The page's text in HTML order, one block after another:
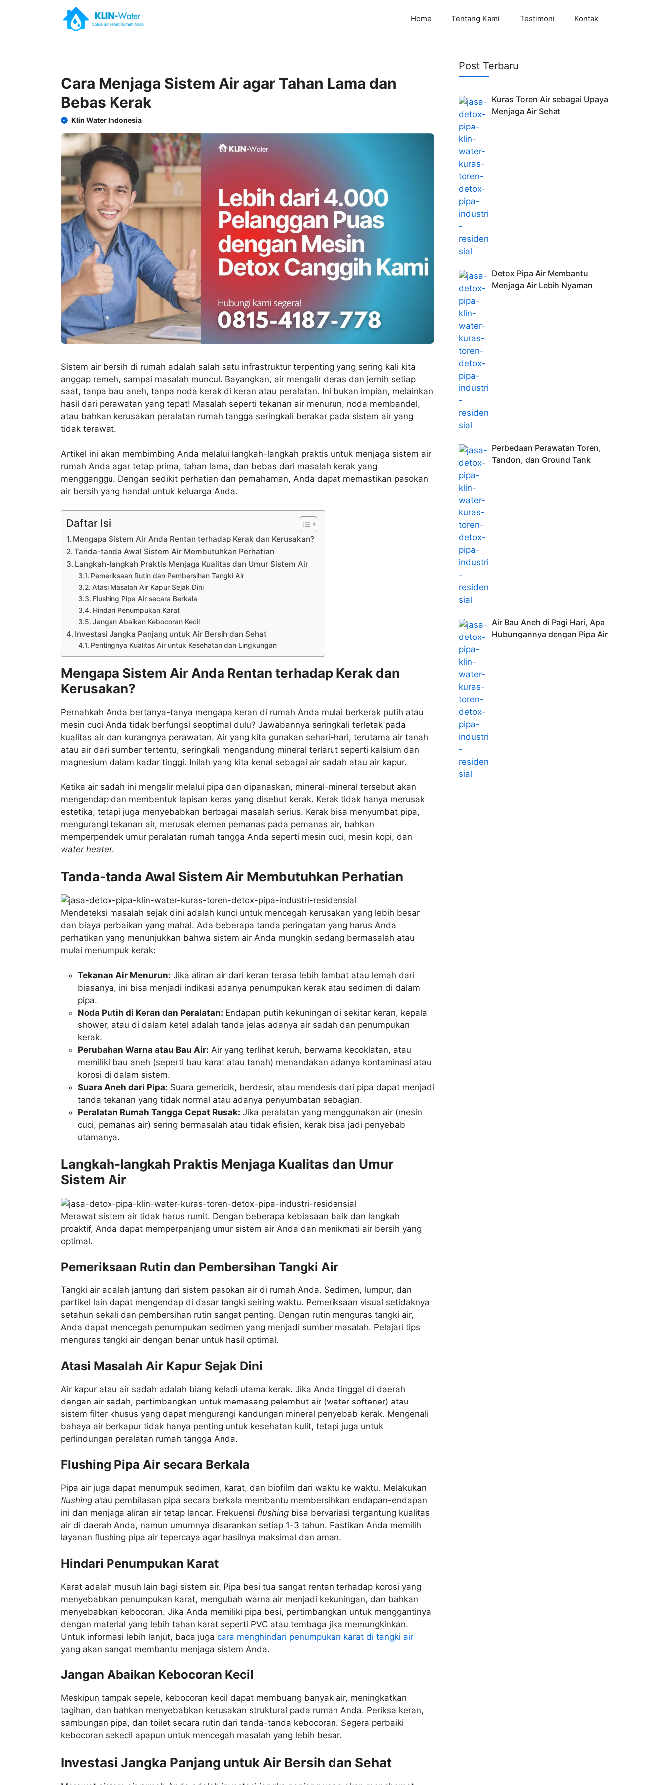
Home Tentang Kami Testimoni Kontak
Cara Menjaga Sistem Air agar Tahan Lama dan
Bebas Kerak
Klin Water Indonesia
Sistem air bersih di rumah adalah salah satu infrastruktur terpenting yang sering kali kita
anggap remeh, sampai masalah muncul. Bayangkan, air mengalir deras dan jernih setiap
saat, tanpa bau aneh, tanpa noda kerak di keran atau peralatan. Ini bukan impian, melainkan
hasil dari perawatan yang tepat! Masalah seperti tekanan air menurun, noda membandel,
atau bahkan kerusakan peralatan rumah tangga seringkali berakar pada sistem air yang
tidak terawat.
Artikel ini akan membimbing Anda melalui langkah-langkah praktis untuk menjaga sistem air
rumah Anda agar tetap prima, tahan lama, dan bebas dari masalah kerak yang
mengganggu. Dengan sedikit perhatian dan pemahaman, Anda dapat memastikan pasokan
air bersih yang handal untuk keluarga Anda.
Daftar Isi
Mengapa Sistem Air Anda Rentan terhadap Kerak dan Kerusakan?
Tanda-tanda Awal Sistem Air Membutuhkan Perhatian
Langkah-langkah Praktis Menjaga Kualitas dan Umur Sistem Air
Pemeriksaan Rutin dan Pembersihan Tangki Air
Atasi Masalah Air Kapur Sejak Dini
Flushing Pipa Air secara Berkala
Hindari Penumpukan Karat
Jangan Abaikan Kebocoran Kecil
Investasi Jangka Panjang untuk Air Bersih dan Sehat
Pentingnya Kualitas Air untuk Kesehatan dan Lingkungan
Mengapa Sistem Air Anda Rentan terhadap Kerak dan
Kerusakan?
Pernahkah Anda bertanya-tanya mengapa keran di rumah Anda mulai berkerak putih atau
mesin cuci Anda tidak berfungsi seoptimal dulu? Jawabannya seringkali terletak pada
kualitas air dan kurangnya perawatan. Air yang kita gunakan sehari-hari, terutama air tanah
atau air dari sumber tertentu, seringkali mengandung mineral terlarut seperti kalsium dan
magnesium dalam kadar tinggi. Inilah yang kita kenal sebagai air sadah atau air kapur.
Ketika air sadah ini mengalir melalui pipa dan dipanaskan, mineral-mineral tersebut akan
mengendap dan membentuk lapisan keras yang disebut kerak. Kerak tidak hanya merusak
estetika, tetapi juga menyebabkan berbagai masalah serius. Kerak bisa menyumbat pipa,
mengurangi tekanan air, merusak elemen pemanas pada pemanas air, bahkan
memperpendek umur peralatan rumah tangga Anda seperti mesin cuci, mesin kopi, dan
water heater.
Tanda-tanda Awal Sistem Air Membutuhkan Perhatian
Mendeteksi masalah sejak dini adalah kunci untuk mencegah kerusakan yang lebih besar
dan biaya perbaikan yang mahal. Ada beberapa tanda peringatan yang harus Anda
perhatikan yang menunjukkan bahwa sistem air Anda mungkin sedang bermasalah atau
mulai menumpuk kerak:
Tekanan Air Menurun: Jika aliran air dari keran terasa lebih lambat atau lemah dari
biasanya, ini bisa menjadi indikasi adanya penumpukan kerak atau sedimen di dalam
pipa.
Noda Putih di Keran dan Peralatan: Endapan putih kekuningan di sekitar keran, kepala
shower, atau di dalam ketel adalah tanda jelas adanya air sadah dan penumpukan
kerak.
Perubahan Warna atau Bau Air: Air yang terlihat keruh, berwarna kecoklatan, atau
memiliki bau aneh (seperti bau karat atau tanah) menandakan adanya kontaminasi atau
korosi di dalam sistem.
Suara Aneh dari Pipa: Suara gemericik, berdesir, atau mendesis dari pipa dapat menjadi
tanda tekanan yang tidak normal atau adanya penyumbatan sebagian.
Peralatan Rumah Tangga Cepat Rusak: Jika peralatan yang menggunakan air (mesin
cuci, pemanas air) sering bermasalah atau tidak efisien, kerak bisa jadi penyebab
utamanya.
Langkah-langkah Praktis Menjaga Kualitas dan Umur
Sistem Air
Merawat sistem air tidak harus rumit. Dengan beberapa kebiasaan baik dan langkah
proaktif, Anda dapat memperpanjang umur sistem air Anda dan menikmati air bersih yang
optimal.
Pemeriksaan Rutin dan Pembersihan Tangki Air
Tangki air adalah jantung dari sistem pasokan air di rumah Anda. Sedimen, lumpur, dan
partikel lain dapat mengendap di dasar tangki seiring waktu. Pemeriksaan visual setidaknya
setahun sekali dan pembersihan rutin sangat penting. Dengan rutin menguras tangki air,
Anda dapat mencegah penumpukan sedimen yang menjadi sumber masalah. Pelajari tips
menguras tangki air dengan benar untuk hasil optimal.
Atasi Masalah Air Kapur Sejak Dini
Air kapur atau air sadah adalah biang keladi utama kerak. Jika Anda tinggal di daerah
dengan air sadah, pertimbangkan untuk memasang pelembut air (water softener) atau
sistem filter khusus yang dapat mengurangi kandungan mineral penyebab kerak. Mengenali
bahaya air berkapur tidak hanya penting untuk kesehatan kulit, tetapi juga untuk
perlindungan peralatan rumah tangga Anda.
Flushing Pipa Air secara Berkala
Pipa air juga dapat menumpuk sedimen, karat, dan biofilm dari waktu ke waktu. Melakukan
flushing atau pembilasan pipa secara berkala membantu membersihkan endapan-endapan
ini dan menjaga aliran air tetap lancar. Frekuensi flushing bisa bervariasi tergantung kualitas
air di daerah Anda, namun umumnya disarankan setiap 1-3 tahun. Pastikan Anda memilih
layanan flushing pipa air tepercaya agar hasilnya maksimal dan aman.
Hindari Penumpukan Karat
Karat adalah musuh lain bagi sistem air. Pipa besi tua sangat rentan terhadap korosi yang
menyebabkan penumpukan karat, mengubah warna air menjadi kekuningan, dan bahkan
menyebabkan kebocoran. Jika Anda memiliki pipa besi, pertimbangkan untuk menggantinya
dengan material yang lebih tahan karat seperti PVC atau tembaga jika memungkinkan.
Untuk informasi lebih lanjut, baca juga cara menghindari penumpukan karat di tangki air
yang akan sangat membantu menjaga sistem Anda.
Jangan Abaikan Kebocoran Kecil
Meskipun tampak sepele, kebocoran kecil dapat membuang banyak air, meningkatkan
tagihan, dan bahkan menyebabkan kerusakan struktural pada rumah Anda. Periksa keran,
sambungan pipa, dan toilet secara rutin dari tanda-tanda kebocoran. Segera perbaiki
kebocoran sekecil apapun untuk mencegah masalah yang lebih besar.
Investasi Jangka Panjang untuk Air Bersih dan Sehat
Post Terbaru
Kuras Toren Air sebagai Upaya
Menjaga Air Sehat
Detox Pipa Air Membantu
Menjaga Air Lebih Nyaman
Perbedaan Perawatan Toren,
Tandon, dan Ground Tank
Air Bau Aneh di Pagi Hari, Apa
Hubungannya dengan Pipa Air